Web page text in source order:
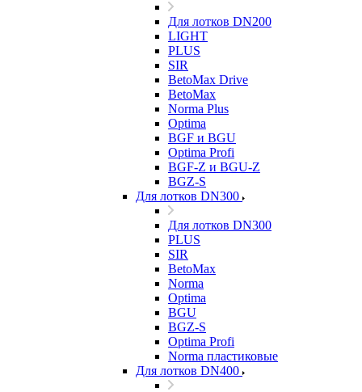
Для лотков DN200
LIGHT
PLUS
SIR
BetoMax Drive
BetoMax
Norma Plus
Optima
BGF и BGU
Optima Profi
BGF-Z и BGU-Z
BGZ-S
Для лотков DN300
Для лотков DN300
PLUS
SIR
BetoMax
Norma
Optima
BGU
BGZ-S
Optima Profi
Norma пластиковые
Для лотков DN400